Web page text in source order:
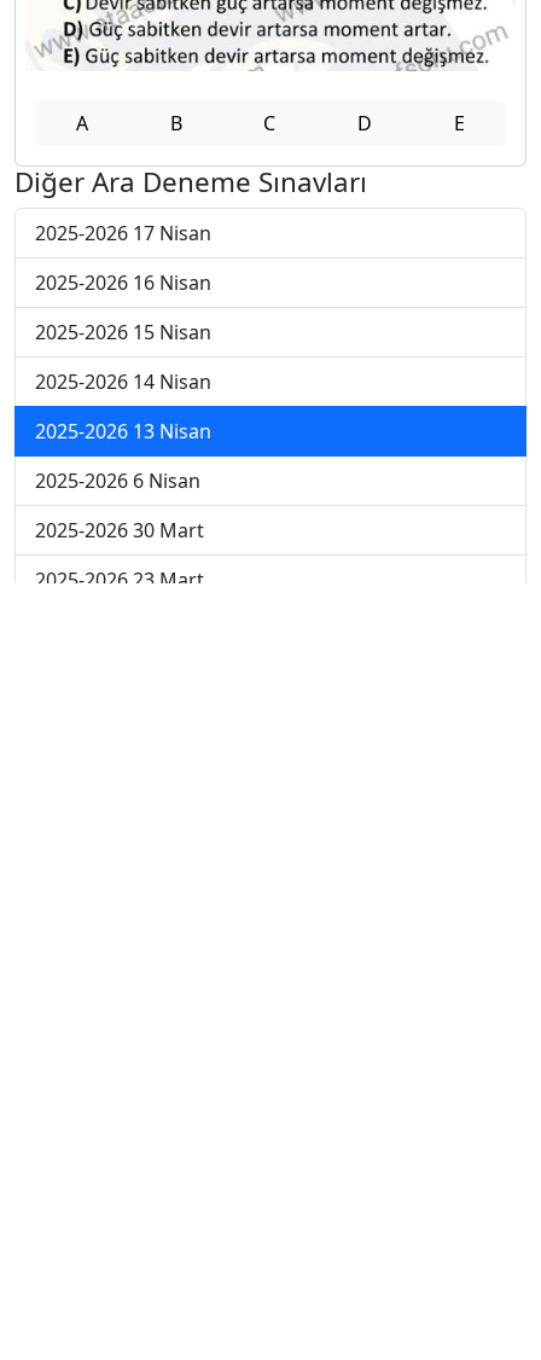
A B C D E
Diğer Ara Deneme Sınavları
2025-2026 17 Nisan
2025-2026 16 Nisan
2025-2026 15 Nisan
2025-2026 14 Nisan
2025-2026 13 Nisan
2025-2026 6 Nisan
2025-2026 30 Mart
2025-2026 23 Mart